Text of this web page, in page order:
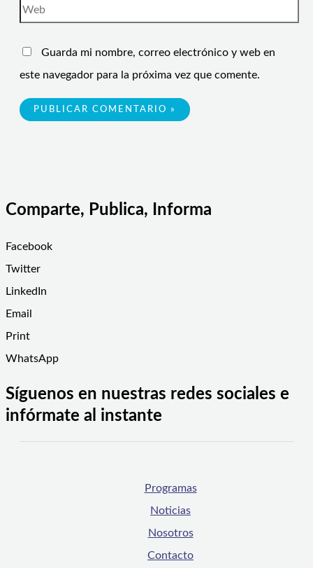
Guarda mi nombre, correo electrónico y web en
este navegador para la próxima vez que comente.
Comparte, Publica, Informa
Facebook
Twitter
LinkedIn
Email
Print
WhatsApp
Síguenos en nuestras redes sociales e
infórmate al instante
Programas
Noticias
Nosotros
Contacto